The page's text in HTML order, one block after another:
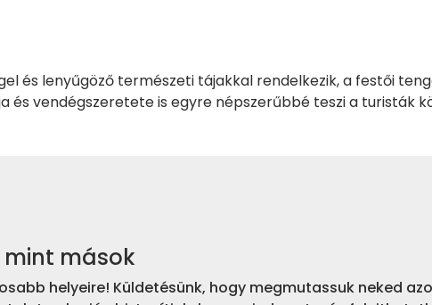
és lenyűgöző természeti tájakkal rendelkezik, a festői
és vendégszeretete is egyre népszerűbbé teszi a turisták
mások
helyeire! Küldetésünk, hogy megmutassuk neked